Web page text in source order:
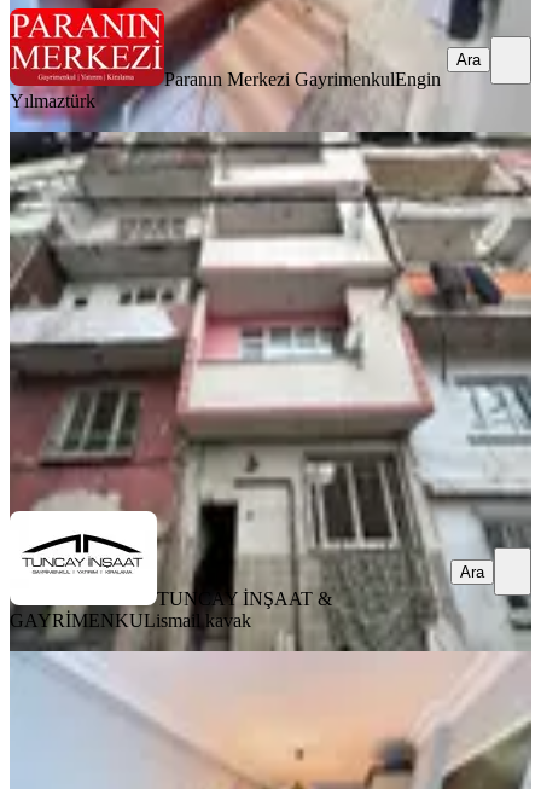
Paranın Merkezi GayrimenkulEngin
Yılmaztürk
Ara
KOMBİLİ
Tuncay'dan Şişli'de Trump Avm'ye 15
Dk Mesafede 1+1 Giriş Kat
Şişli, Kuştepe Mahallesi
1+1·55 m² Düz Giriş (Zemin)·07.06.2026
1.690.000 ₺
TUNCAY İNŞAAT & GAYRİMENKULismail kavak
Ara
TUNCAY İNŞAAT &
GAYRİMENKULismail kavak
Ara
KOMBİLİ
Tuncay'dan Şişli'de Trump Avm'ye 5
Dk Oturumlu Ve Yatırımlı 2+1
Şişli, Kuştepe Mahallesi